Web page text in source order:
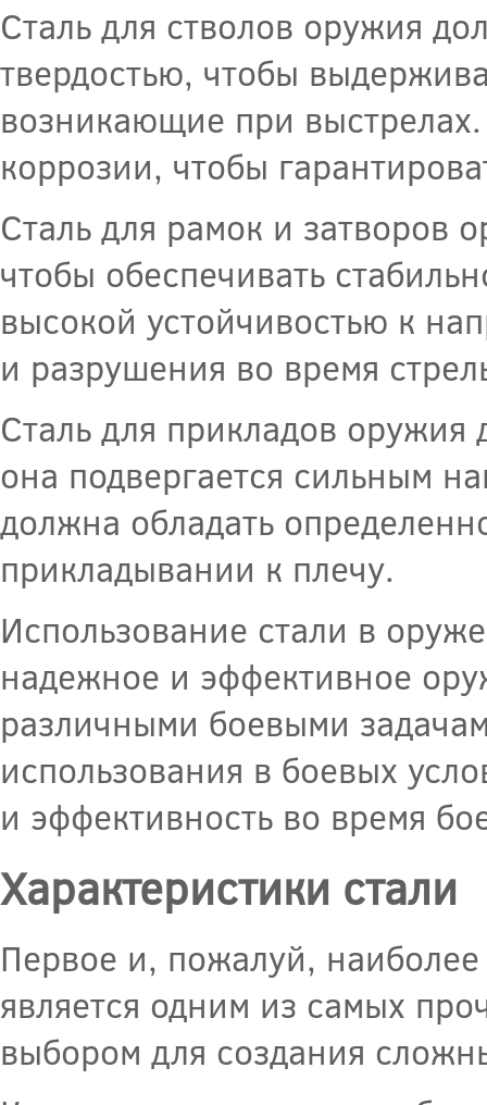
Сталь для стволов оружия
твердостью, чтобы
возникающие при
коррозии, чтобы
Сталь для рамок и затворов
чтобы обеспечивать
высокой устойчивостью к
и разрушения во время
Сталь для прикладов
она подвергается сильным
должна обладать
прикладывании к плечу.
Использование стали в
надежное и эффективное
различными боевыми
использования в боевых
и эффективность во время
Характеристики стали
Первое и, пожалуй,
является одним из самых
выбором для создания